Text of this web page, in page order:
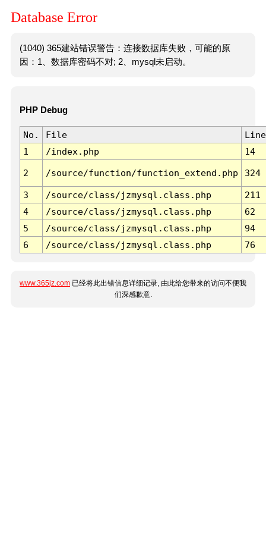
Database Error
(1040) 365建站错误警告：连接数据库失败，可能的原
因：1、数据库密码不对; 2、mysql未启动。
PHP Debug
No. File
Line
1
/index.php 14
2 /source/function/function_extend.php 324
3 /source/class/jzmysql.class.php
211
4
/source/class/jzmysql.class.php
62
5
/source/class/jzmysql.class.php
94
6
/source/class/jzmysql.class.php 76
www.365jz.com 已经将此出错信息详细记录, 由此给您带来的访问不便我
们深感歉意.